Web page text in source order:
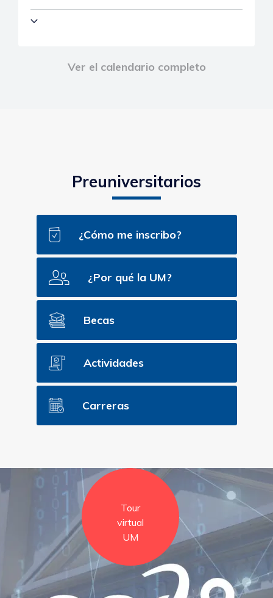
Ver el calendario completo
Preuniversitarios
¿Cómo me inscribo?
¿Por qué la UM?
Becas
Actividades
Carreras
Tour
virtual
UM